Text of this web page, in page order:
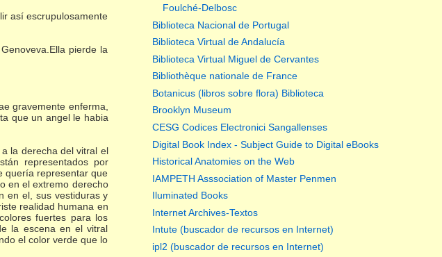
así escrupulosamente
pierde la
gravemente enferma,
que un angel le habia
la derecha del vitral el
representados por
quería representar que
en el extremo derecho
en el, sus vestiduras y
realidad humana en
fuertes para los
la escena en el vitral
el color verde que lo
Foulché-Delbosc
Biblioteca Nacional de Portugal
Biblioteca Virtual de Andalucía
Biblioteca Virtual Miguel de Cervantes
Bibliothèque nationale de France
Botanicus (libros sobre flora) Biblioteca
Brooklyn Museum
CESG Codices Electronici Sangallenses
Digital Book Index - Subject Guide to Digital eBooks
Historical Anatomies on the Web
IAMPETH Asssociation of Master Penmen
Iluminated Books
Internet Archives-Textos
Intute (buscador de recursos en Internet)
ipl2 (buscador de recursos en Internet)